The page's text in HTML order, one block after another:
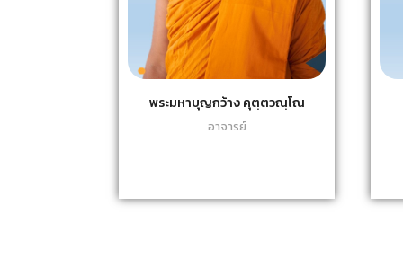
พระมหาบุญกว้าง คุตฺตวณฺโณ
อาจารย์